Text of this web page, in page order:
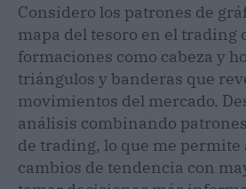
Considero los patrones de
mapa del tesoro en el trading
formaciones como cabeza y
triángulos y banderas que
movimientos del mercado.
análisis combinando
de trading, lo que me
cambios de tendencia con